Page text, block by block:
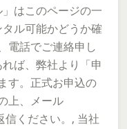
はこのページの一
ル可能かどうか確
電話でご連絡申し
ば、弊社より「申
す。正式お申込の
上、メール
信ください。, 当社